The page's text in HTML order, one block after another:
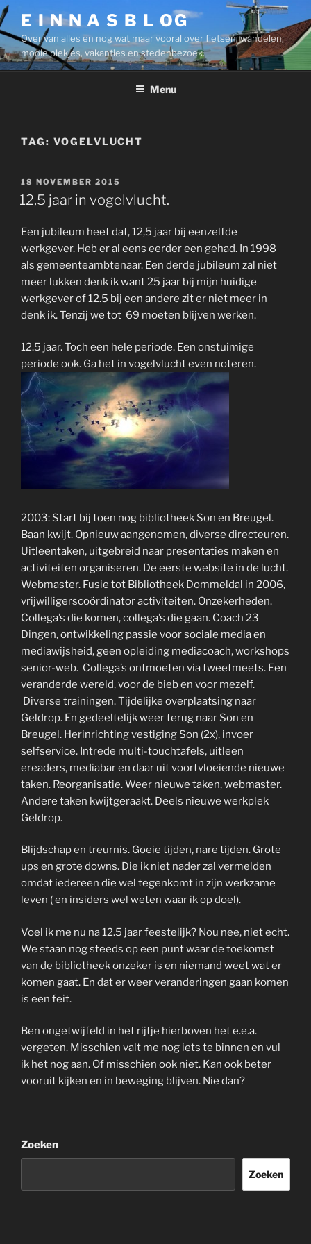
Ga
naar
de
inhoud
E I N N A S B L OG
Over van alles en nog wat maar vooral over fietsen, wandelen,
mooie plekjes, vakanties en stedenbezoek.
Menu
TAG: VOGELVLUCHT
GEPLAATST
OP
18 NOVEMBER 2015
12,5 jaar in vogelvlucht.
Een jubileum heet dat, 12,5 jaar bij eenzelfde
werkgever. Heb er al eens eerder een gehad. In 1998
als gemeenteambtenaar. Een derde jubileum zal niet
meer lukken denk ik want 25 jaar bij mijn huidige
werkgever of 12.5 bij een andere zit er niet meer in
denk ik. Tenzij we tot 69 moeten blijven werken.
12.5 jaar. Toch een hele periode. Een onstuimige
periode ook. Ga het in vogelvlucht even noteren.
2003: Start bij toen nog bibliotheek Son en Breugel.
Baan kwijt. Opnieuw aangenomen, diverse directeuren.
Uitleentaken, uitgebreid naar presentaties maken en
activiteiten organiseren. De eerste website in de lucht.
Webmaster. Fusie tot Bibliotheek Dommeldal in 2006,
vrijwilligerscoördinator activiteiten. Onzekerheden.
Collega’s die komen, collega’s die gaan. Coach 23
Dingen, ontwikkeling passie voor sociale media en
mediawijsheid, geen opleiding mediacoach, workshops
senior-web. Collega’s ontmoeten via tweetmeets. Een
veranderde wereld, voor de bieb en voor mezelf.
Diverse trainingen. Tijdelijke overplaatsing naar
Geldrop. En gedeeltelijk weer terug naar Son en
Breugel. Herinrichting vestiging Son (2x), invoer
selfservice. Intrede multi-touchtafels, uitleen
ereaders, mediabar en daar uit voortvloeiende nieuwe
taken. Reorganisatie. Weer nieuwe taken, webmaster.
Andere taken kwijtgeraakt. Deels nieuwe werkplek
Geldrop.
Blijdschap en treurnis. Goeie tijden, nare tijden. Grote
ups en grote downs. Die ik niet nader zal vermelden
omdat iedereen die wel tegenkomt in zijn werkzame
leven ( en insiders wel weten waar ik op doel).
Voel ik me nu na 12.5 jaar feestelijk? Nou nee, niet echt.
We staan nog steeds op een punt waar de toekomst
van de bibliotheek onzeker is en niemand weet wat er
komen gaat. En dat er weer veranderingen gaan komen
is een feit.
Ben ongetwijfeld in het rijtje hierboven het e.e.a.
vergeten. Misschien valt me nog iets te binnen en vul
ik het nog aan. Of misschien ook niet. Kan ook beter
vooruit kijken en in beweging blijven. Nie dan?
Zoeken
Zoeken